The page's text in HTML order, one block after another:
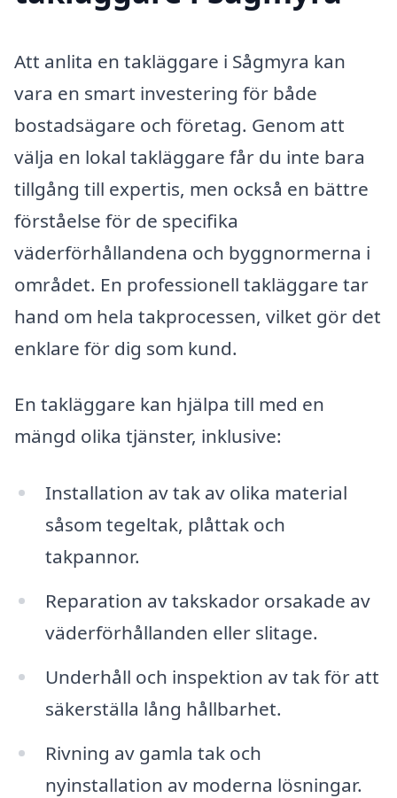
Att anlita en takläggare i Sågmyra kan
vara en smart investering för både
bostadsägare och företag. Genom att
välja en lokal takläggare får du inte bara
tillgång till expertis, men också en bättre
förståelse för de specifika
väderförhållandena och byggnormerna i
området. En professionell takläggare tar
hand om hela takprocessen, vilket gör det
enklare för dig som kund.
En takläggare kan hjälpa till med en
mängd olika tjänster, inklusive:
Installation av tak av olika material
såsom tegeltak, plåttak och
takpannor.
Reparation av takskador orsakade av
väderförhållanden eller slitage.
Underhåll och inspektion av tak för att
säkerställa lång hållbarhet.
Rivning av gamla tak och
nyinstallation av moderna lösningar.